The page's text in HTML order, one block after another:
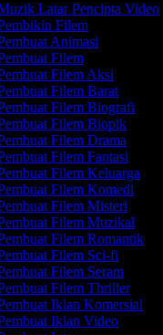
Latar Pencipta Video
Filem
Animasi
Filem
Filem Aksi
Filem Barat
Filem Biografi
Filem Biopik
Filem Drama
Filem Fantasi
Filem Keluarga
Filem Komedi
Filem Misteri
Filem Muzikal
Filem Romantik
Filem Sci-fi
Filem Seram
Filem Thriller
Iklan Komersial
Iklan Video